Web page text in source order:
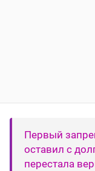
Первый
оставил с
перестала